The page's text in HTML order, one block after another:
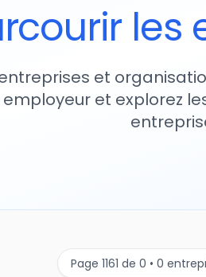
les
et
et explorez
Page 1161 de 0 • 0